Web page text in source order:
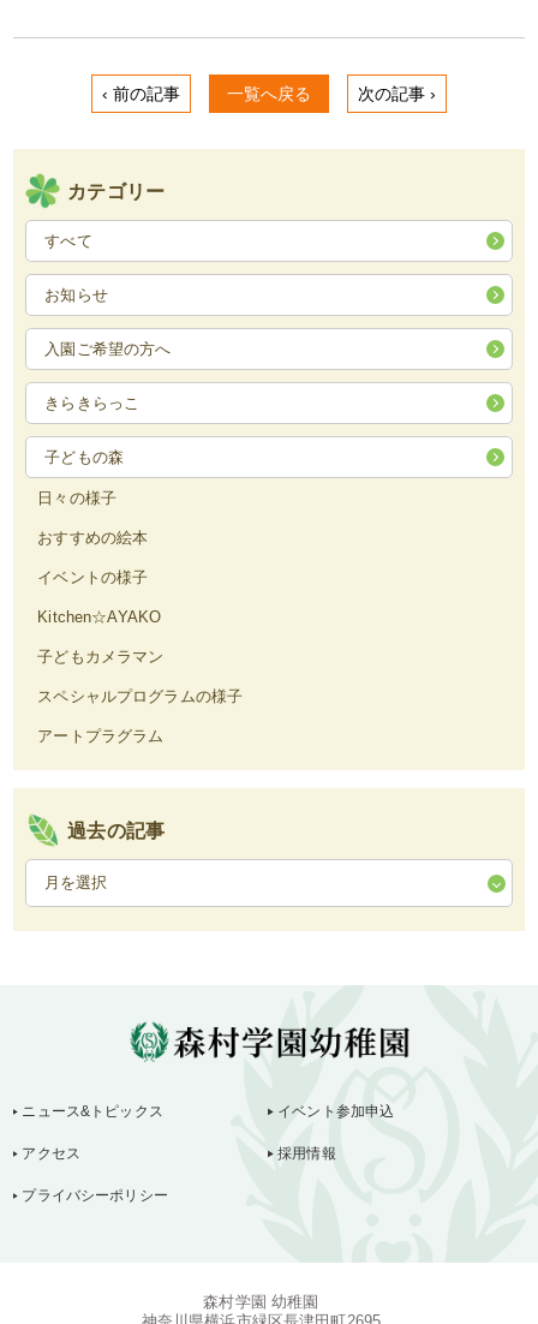
‹ 前の記事 一覧へ戻る 次の記事 ›
カテゴリー
すべて
お知らせ
入園ご希望の方へ
きらきらっこ
子どもの森
日々の様子
おすすめの絵本
イベントの様子
Kitchen☆AYAKO
子どもカメラマン
スペシャルプログラムの様子
アートプラグラム
過去の記事
ニュース&トピックス イベント参加申込
アクセス 採用情報
プライバシーポリシー
森村学園 幼稚園